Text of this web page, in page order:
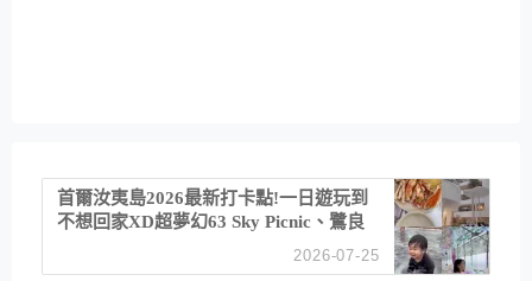
首爾汝夷島2026最新打卡點!一日遊玩到
不想回家XD超夢幻63 Sky Picnic、鷺良
津帝王蟹大餐、《淚之女王》拍攝地、漢
江公園免費玩水
2026-07-25